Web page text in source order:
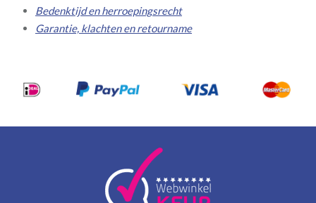
Bedenktijd en herroepingsrecht
Garantie, klachten en retourname